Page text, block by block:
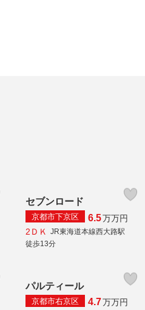
セブンロード
京都市下京区 6.5万万円
2ＤＫ
JR東海道本線西大路駅
徒歩13分
パルティール
京都市右京区 4.7万万円